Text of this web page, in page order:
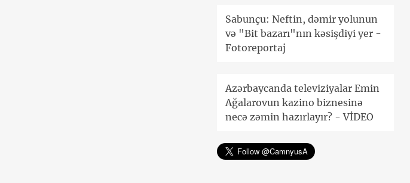
Sabunçu: Neftin, dəmir yolunun
və "Bit bazarı"nın kəsişdiyi yer -
Fotoreportaj
Azərbaycanda televiziyalar Emin
Ağalarovun kazino biznesinə
necə zəmin hazırlayır? - VİDEO